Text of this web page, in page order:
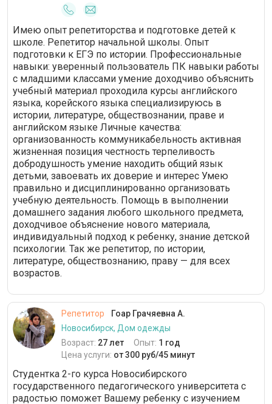
Имею опыт репетиторства и подготовке детей к
школе. Репетитор начальной школы. Опыт
подготовки к ЕГЭ по истории. Профессиональные
навыки: уверенный пользователь ПК навыки работы
с младшими классами умение доходчиво объяснить
учебный материал проходила курсы английского
языка, корейского языка специализируюсь в
истории, литературе, обществознании, праве и
английском языке Личные качества:
организованность коммуникабельность активная
жизненная позиция честность терпеливость
добродушность умение находить общий язык
детьми, завоевать их доверие и интерес Умею
правильно и дисциплинированно организовать
учебную деятельность. Помощь в выполнении
домашнего задания любого школьного предмета,
доходчивое объяснение нового материала,
индивидуальный подход к ребенку, знание детской
психологии. Так же репетитор, по истории,
литературе, обществознанию, праву — для всех
возрастов.
Репетитор
Гоар Грачяевна А.
Новосибирск, Дом одежды
Возраст: 27 лет Опыт: 1 год
Цена услуги: от 300 руб/45 минут
Студентка 2-го курса Новосибирского
государственного педагогического университета с
радостью поможет Вашему ребенку с изучением